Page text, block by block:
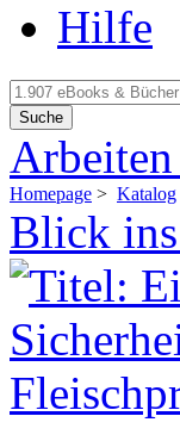
Hilfe
Suche
Homepage > Katalog
Blick